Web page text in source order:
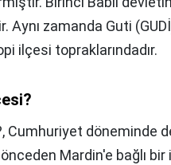
Aynı zamanda Guti
ilçesi topraklarındadır.
Cumhuriyet döneminde
Mardin'e bağlı bir